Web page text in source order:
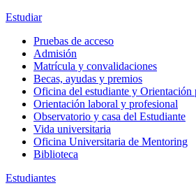
Estudiar
Pruebas de acceso
Admisión
Matrícula y convalidaciones
Becas, ayudas y premios
Oficina del estudiante y Orientación
Orientación laboral y profesional
Observatorio y casa del Estudiante
Vida universitaria
Oficina Universitaria de Mentoring
Biblioteca
Estudiantes